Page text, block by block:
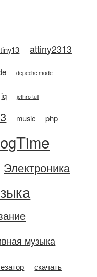
attiny2313
depeche mode
iq jethro tull
music php
Электроника
музыка
скачать